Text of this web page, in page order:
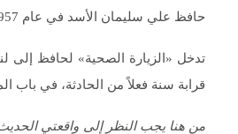
حافظ علي سليمان الأسد في عام 1957 وقام بربطها بذاك الخلاف بين العائلتين.
تدخل «الزيارة الصحية» لحافظ إلى
قرابة سنة فعلاً من الحادثة، في باب
من هنا يجب النظر إلى واقعتي